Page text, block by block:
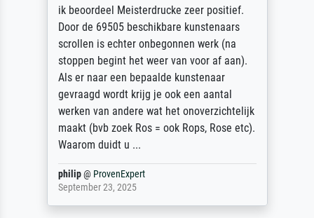
ik beoordeel Meisterdrucke zeer positief.
Door de 69505 beschikbare kunstenaars
scrollen is echter onbegonnen werk (na
stoppen begint het weer van voor af aan).
Als er naar een bepaalde kunstenaar
gevraagd wordt krijg je ook een aantal
werken van andere wat het onoverzichtelijk
maakt (bvb zoek Ros = ook Rops, Rose etc).
Waarom duidt u ...
philip@ ProvenExpert
September 23, 2025